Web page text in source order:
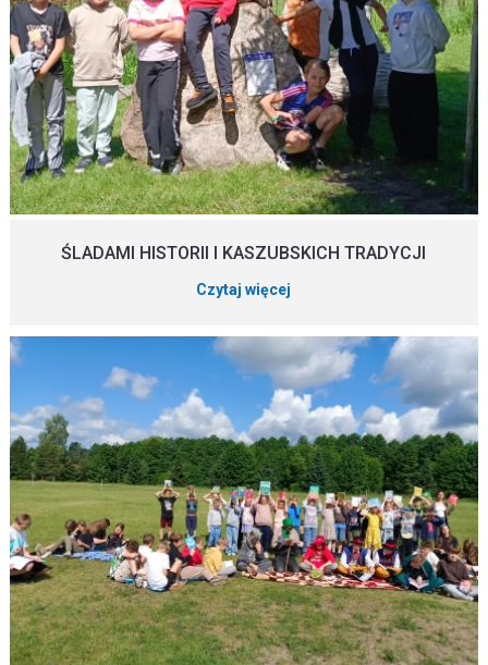
ŚLADAMI HISTORII I KASZUBSKICH TRADYCJI
Czytaj więcej